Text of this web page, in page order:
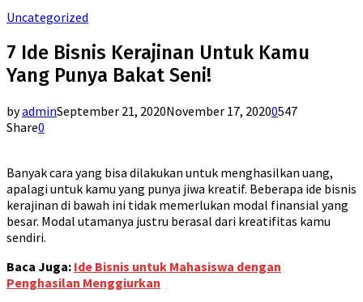
Uncategorized
7 Ide Bisnis Kerajinan Untuk Kamu
Yang Punya Bakat Seni!
byadminSeptember 21, 2020November 17, 20200547
Share0
Banyak cara yang bisa dilakukan untuk menghasilkan uang,
apalagi untuk kamu yang punya jiwa kreatif. Beberapa ide bisnis
kerajinan di bawah ini tidak memerlukan modal finansial yang
besar. Modal utamanya justru berasal dari kreatifitas kamu
sendiri.
Baca Juga: Ide Bisnis untuk Mahasiswa dengan
Penghasilan Menggiurkan